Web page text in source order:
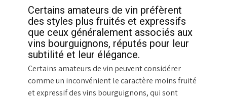
Certains amateurs de vin préfèrent
des styles plus fruités et expressifs
que ceux généralement associés aux
vins bourguignons, réputés pour leur
subtilité et leur élégance.
Certains amateurs de vin peuvent considérer
comme un inconvénient le caractère moins fruité
et expressif des vins bourguignons, qui sont